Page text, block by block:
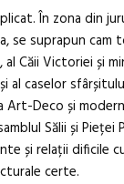
În zona din
se suprapun
al Căii Victoriei și
al caselor
Art-Deco și
Sălii și
și relații dificile
certe.